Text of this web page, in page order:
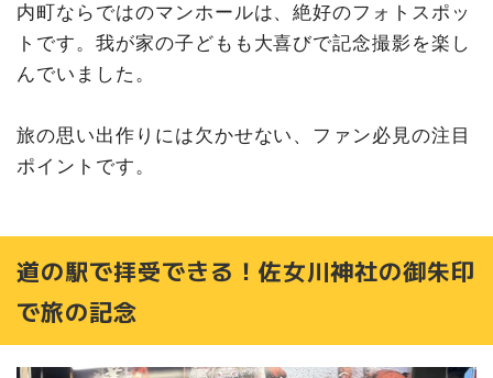
内町ならではのマンホールは、絶好のフォトスポッ
トです。我が家の子どもも大喜びで記念撮影を楽し
んでいました。
旅の思い出作りには欠かせない、ファン必見の注目
ポイントです。
道の駅で拝受できる！佐女川神社の御朱印
で旅の記念